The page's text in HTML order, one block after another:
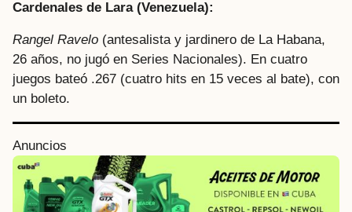
Cardenales de Lara (Venezuela):
Rangel Ravelo (antesalista y jardinero de La Habana,
26 años, no jugó en Series Nacionales). En cuatro
juegos bateó .267 (cuatro hits en 15 veces al bate), con
un boleto.
Anuncios